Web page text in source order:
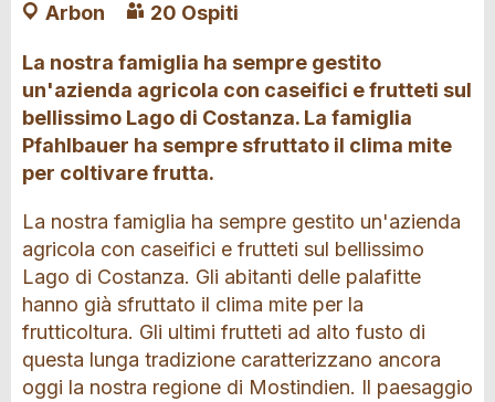
Arbon 20 Ospiti
La nostra famiglia ha sempre gestito
un'azienda agricola con caseifici e frutteti sul
bellissimo Lago di Costanza. La famiglia
Pfahlbauer ha sempre sfruttato il clima mite
per coltivare frutta.
La nostra famiglia ha sempre gestito un'azienda
agricola con caseifici e frutteti sul bellissimo
Lago di Costanza. Gli abitanti delle palafitte
hanno già sfruttato il clima mite per la
frutticoltura. Gli ultimi frutteti ad alto fusto di
questa lunga tradizione caratterizzano ancora
oggi la nostra regione di Mostindien. Il paesaggio